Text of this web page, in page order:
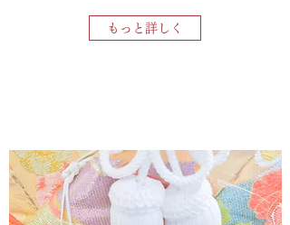
もっと詳しく